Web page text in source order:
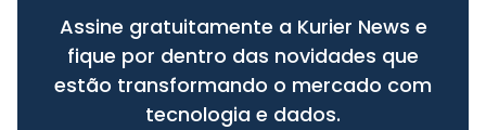
Assine gratuitamente a Kurier News e
fique por dentro das novidades que
estão transformando o mercado com
tecnologia e dados.